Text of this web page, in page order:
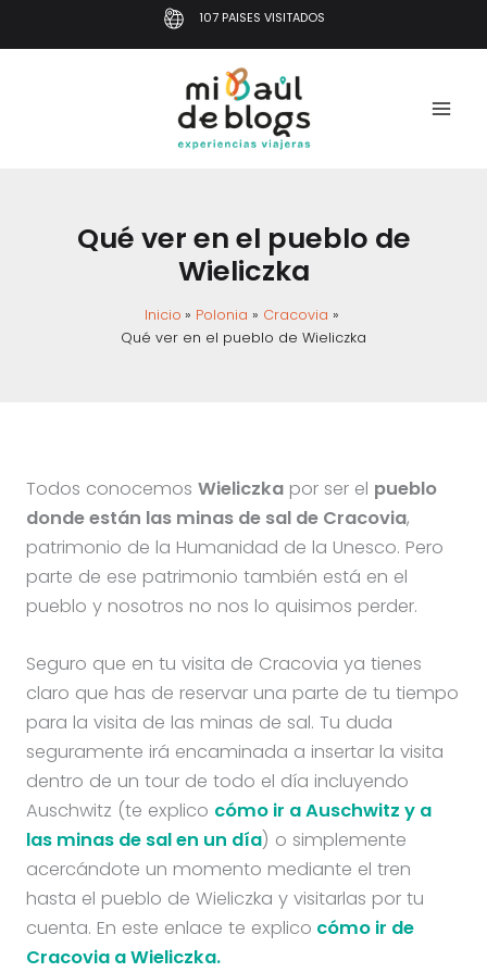
al
107 PAISES VISITADOS
Qué ver en el pueblo de
Wieliczka
Inicio Polonia
Cracovia
Qué ver en el pueblo de Wieliczka
Todos conocemos Wieliczkapor ser el pueblo
donde están las minas de sal de Cracovia,
patrimonio de la Humanidad de la Unesco. Pero
parte de ese patrimonio también está en el
pueblo y nosotros no nos lo quisimos perder.
Seguro que en tu visita de Cracovia ya tienes
claro que has de reservar una parte de tu tiempo
para la visita de las minas de sal. Tu duda
seguramente irá encaminada a insertar la visita
dentro de un tour de todo el día incluyendo
Auschwitz (te explico cómo ir a Auschwitz y a
las minas de sal en un día) o simplemente
acercándote un momento mediante el tren
hasta el pueblo de Wieliczka y visitarlas por tu
cuenta. En este enlace te explico cómo ir de
Cracovia a Wieliczka.